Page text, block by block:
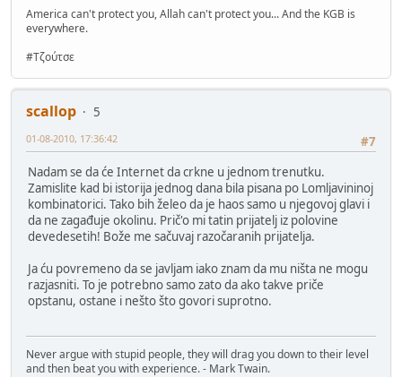
America can't protect you, Allah can't protect you... And the KGB is
everywhere.
#Τζούτσε
scallop
5
#7
01-08-2010, 17:36:42
Nadam se da će Internet da crkne u jednom trenutku.
Zamislite kad bi istorija jednog dana bila pisana po Lomljavininoj
kombinatorici. Tako bih želeo da je haos samo u njegovoj glavi i
da ne zagađuje okolinu. Prič'o mi tatin prijatelj iz polovine
devedesetih! Bože me sačuvaj razočaranih prijatelja.
Ja ću povremeno da se javljam iako znam da mu ništa ne mogu
razjasniti. To je potrebno samo zato da ako takve priče
opstanu, ostane i nešto što govori suprotno.
Never argue with stupid people, they will drag you down to their level
and then beat you with experience. - Mark Twain.